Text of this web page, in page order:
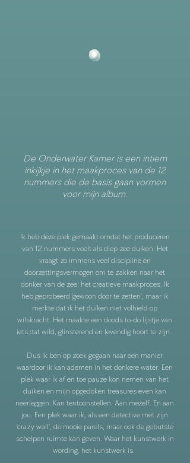
De Onderwater Kamer is een intiem
inkijkje in het maakproces van de 12
nummers die de basis gaan vormen
voor mijn album.
Ik heb deze plek gemaakt omdat het produceren
van 12 nummers voelt als diep zee duiken. Het
vraagt zo immens veel discipline en
doorzettingsvermogen om te zakken naar het
donker van de zee: het creatieve maakproces. Ik
heb geprobeerd 'gewoon door te zetten’, maar ik
merkte dat ik het duiken niet volhield op
wilskracht. Het maakte een doods to-do lijstje van
iets dat wild, glinsterend en levendig hoort te zijn.
Dus ik ben op zoek gegaan naar een manier
waardoor ik kan ademen in het donkere water. Een
plek waar ik af en toe pauze kon nemen van het
duiken en mijn opgedoken treasures even kan
neerleggen. Kan tentoonstellen. Aan mezelf. En aan
jou. Een plek waar ik, als een detective met zijn
‘crazy wall’, de mooie parels, maar ook de gebutste
schelpen ruimte kan geven. Waar het kunstwerk in
wording, het kunstwerk is.